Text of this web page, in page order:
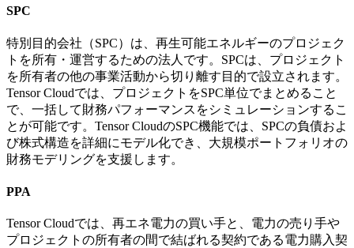
SPC
特別目的会社（SPC）は、再生可能エネルギーのプロジェク
トを所有・運営するための法人です。SPCは、プロジェクト
を所有者の他の事業活動から切り離す目的で設立されます。
Tensor Cloudでは、プロジェクトをSPC単位でまとめること
で、一括して財務パフォーマンスをシミュレーションするこ
とが可能です。Tensor CloudのSPC機能では、SPCの負債およ
び株式構造を詳細にモデル化でき、大規模ポートフォリオの
財務モデリングを支援します。
PPA
Tensor Cloudでは、再エネ電力の買い手と、電力の売り手や
プロジェクトの所有者の間で結ばれる契約である電力購入契